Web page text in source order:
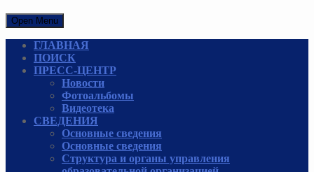
Open Menu
ГЛАВНАЯ
ПОИСК
ПРЕСС-ЦЕНТР
Новости
Фотоальбомы
Видеотека
СВЕДЕНИЯ
Основные сведения
Основные сведения
Структура и органы управления